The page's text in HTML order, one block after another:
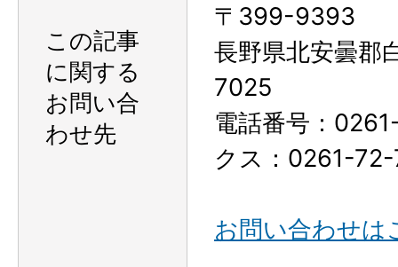
この記事
に関する
お問い合
わせ先
〒399-9393
長野県北安曇郡
7025
電話番号：
クス：0261-
お問い合わせは